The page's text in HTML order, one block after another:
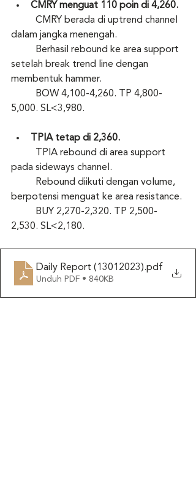
CMRY menguat 110 poin di 4,260.
dalam jangka menengah.
setelah break trend line dengan
membentuk hammer.
5,000. SL<3,980.
TPIA tetap di 2,360.
pada sideways channel.
berpotensi menguat ke area resistance.
2,530. SL<2,180.
Daily Report (13012023).pdf
Unduh PDF • 840KB